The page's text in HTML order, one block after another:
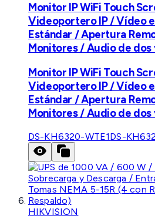
Monitor IP WiFi Touch
Videoportero IP / Vídeo
Estándar / Apertura
Monitores / Audio de
Monitor IP WiFi Touch
Videoportero IP / Vídeo
Estándar / Apertura
Monitores / Audio de
DS-KH6320-WTE1DS-
HIKVISION